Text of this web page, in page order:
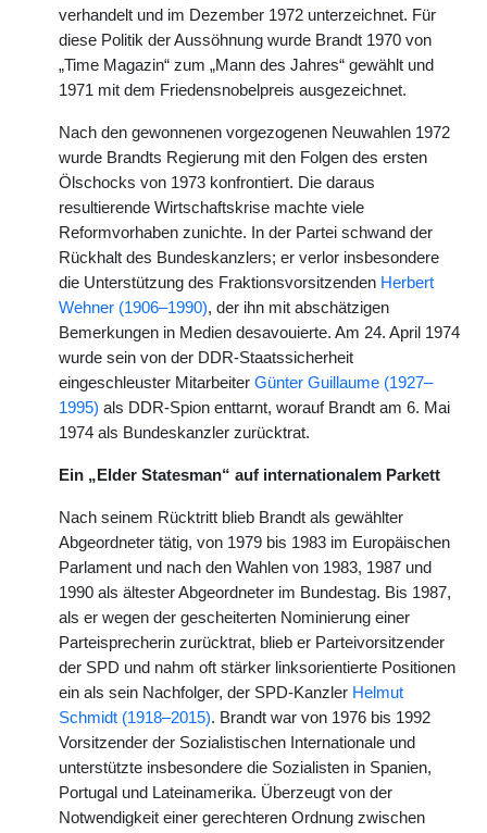
verhandelt und im Dezember 1972 unterzeichnet. Für
diese Politik der Aussöhnung wurde Brandt 1970 von
„Time Magazin“ zum „Mann des Jahres“ gewählt und
1971 mit dem Friedensnobelpreis ausgezeichnet.
Nach den gewonnenen vorgezogenen Neuwahlen 1972
wurde Brandts Regierung mit den Folgen des ersten
Ölschocks von 1973 konfrontiert. Die daraus
resultierende Wirtschaftskrise machte viele
Reformvorhaben zunichte. In der Partei schwand der
Rückhalt des Bundeskanzlers; er verlor insbesondere
die Unterstützung des Fraktionsvorsitzenden Herbert
Wehner (1906–1990), der ihn mit abschätzigen
Bemerkungen in Medien desavouierte. Am 24. April 1974
wurde sein von der DDR-Staatssicherheit
eingeschleuster Mitarbeiter Günter Guillaume (1927–
1995) als DDR-Spion enttarnt, worauf Brandt am 6. Mai
1974 als Bundeskanzler zurücktrat.
Ein „Elder Statesman“ auf internationalem Parkett
Nach seinem Rücktritt blieb Brandt als gewählter
Abgeordneter tätig, von 1979 bis 1983 im Europäischen
Parlament und nach den Wahlen von 1983, 1987 und
1990 als ältester Abgeordneter im Bundestag. Bis 1987,
als er wegen der gescheiterten Nominierung einer
Parteisprecherin zurücktrat, blieb er Parteivorsitzender
der SPD und nahm oft stärker linksorientierte Positionen
ein als sein Nachfolger, der SPD-Kanzler Helmut
Schmidt (1918–2015). Brandt war von 1976 bis 1992
Vorsitzender der Sozialistischen Internationale und
unterstützte insbesondere die Sozialisten in Spanien,
Portugal und Lateinamerika. Überzeugt von der
Notwendigkeit einer gerechteren Ordnung zwischen